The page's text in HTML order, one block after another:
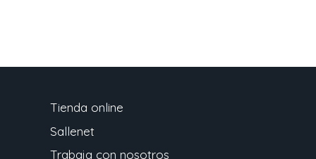
Tienda online
Sallenet
Trabaja con nosotros